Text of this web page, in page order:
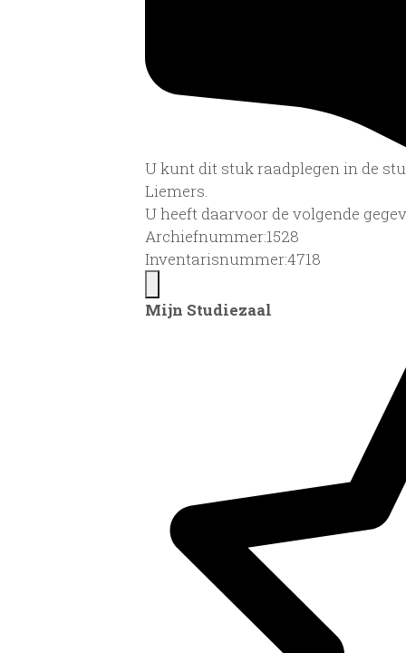
U kunt dit stuk raadplegen in de
Liemers.
U heeft daarvoor de volgende
Archiefnummer:1528
Inventarisnummer:4718
Mijn Studiezaal